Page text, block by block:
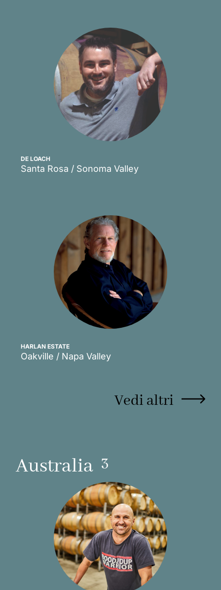
DE LOACH
Santa Rosa / Sonoma Valley
Scopri
HARLAN ESTATE
Oakville / Napa ValleyScopri
Vedi altri
Australia 3